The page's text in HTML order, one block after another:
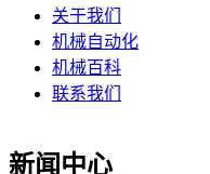
关于我们
机械自动化
机械百科
联系我们
新闻中心